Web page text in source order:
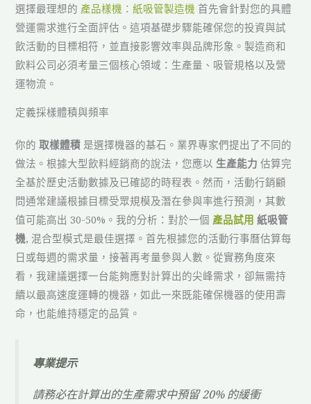
選擇最理想的 產品樣機：紙吸管製造機 首先會針對您的具體
營運需求進行全面評估。這項基礎步驟能確保您的投資與試
飲活動的目標相符，並直接影響效率與品牌形象。製造商和
飲料公司必須考量三個核心領域：生產量、吸管規格以及營
運物流。
定義採樣體積與頻率
你的取樣體積 是選擇機器的基石。業界專家們提出了不同的
做法。根據大型飲料經銷商的說法，您應以 生產能力 估算完
全基於歷史活動數據及已確認的時程表。然而，活動行銷顧
問通常建議根據目標受眾規模及潛在參與率進行預測，其數
值可能高出 30-50%。我的分析：對於一個 產品試用 紙吸管
機, 混合型模式是最佳選擇。首先根據您的活動行事曆估算每
日或每週的需求量，接著再考量參與人數。從實務角度來
看，我建議選擇一台能夠應對計算出的尖峰需求，卻無需持
續以最高速度運轉的機器，如此一來既能確保機器的使用壽
命，也能維持穩定的品質。
專業提示
請務必在計算出的生產需求中預留 20% 的緩衝